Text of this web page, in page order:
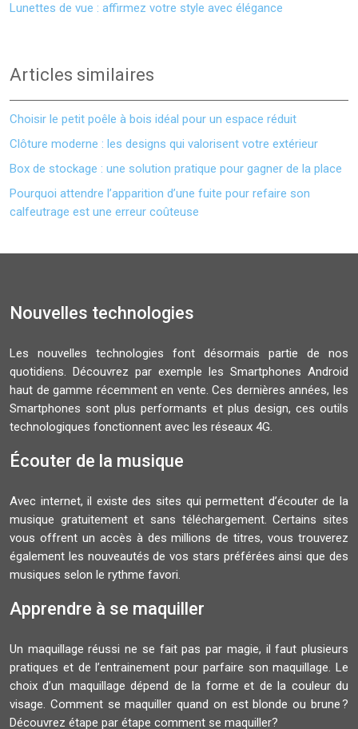
Lunettes de vue : affirmez votre style avec élégance
Articles similaires
Choisir le petit poêle à bois idéal pour un espace réduit
Clôture moderne : les designs qui valorisent votre extérieur
Box de stockage : une solution pratique pour gagner de la place
Pourquoi attendre l’apparition d’une fuite pour refaire son
calfeutrage est une erreur coûteuse
Nouvelles technologies
Les nouvelles technologies font désormais partie de nos
quotidiens. Découvrez par exemple les Smartphones Android
haut de gamme récemment en vente. Ces dernières années, les
Smartphones sont plus performants et plus design, ces outils
technologiques fonctionnent avec les réseaux 4G.
Écouter de la musique
Avec internet, il existe des sites qui permettent d’écouter de la
musique gratuitement et sans téléchargement. Certains sites
vous offrent un accès à des millions de titres, vous trouverez
également les nouveautés de vos stars préférées ainsi que des
musiques selon le rythme favori.
Apprendre à se maquiller
Un maquillage réussi ne se fait pas par magie, il faut plusieurs
pratiques et de l’entrainement pour parfaire son maquillage. Le
choix d’un maquillage dépend de la forme et de la couleur du
visage. Comment se maquiller quand on est blonde ou brune ?
Découvrez étape par étape comment se maquiller?